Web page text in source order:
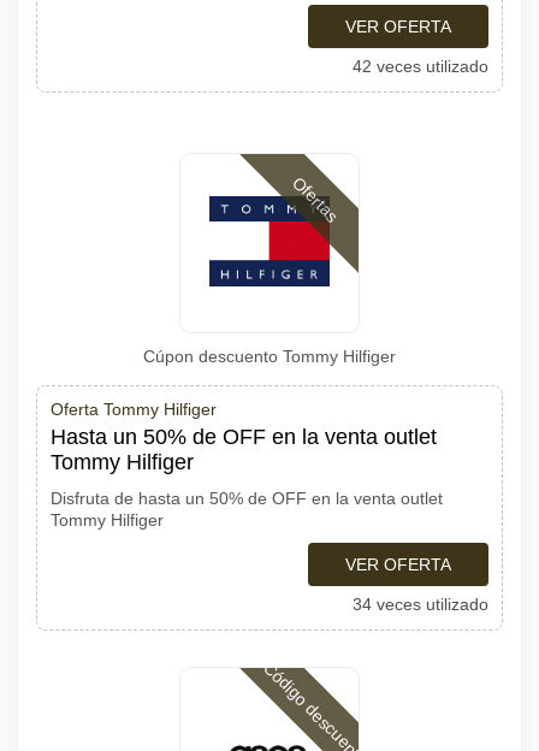
VER OFERTA
42 veces utilizado
Ofertas
Cúpon descuento Tommy Hilfiger
Oferta Tommy Hilfiger
Hasta un 50% de OFF en la venta outlet
Tommy Hilfiger
Disfruta de hasta un 50% de OFF en la venta outlet
Tommy Hilfiger
VER OFERTA
34 veces utilizado
Código descuento